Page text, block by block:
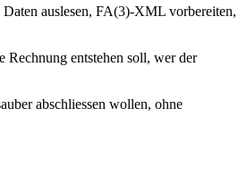
auslesen, FA(3)-XML vorbereiten,
Rechnung entstehen soll, wer der
abschliessen wollen, ohne